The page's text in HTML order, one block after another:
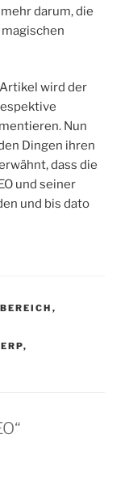
darum, die
wird der
Nun
Dingen ihren
dass die
und seiner
und bis dato
,
,